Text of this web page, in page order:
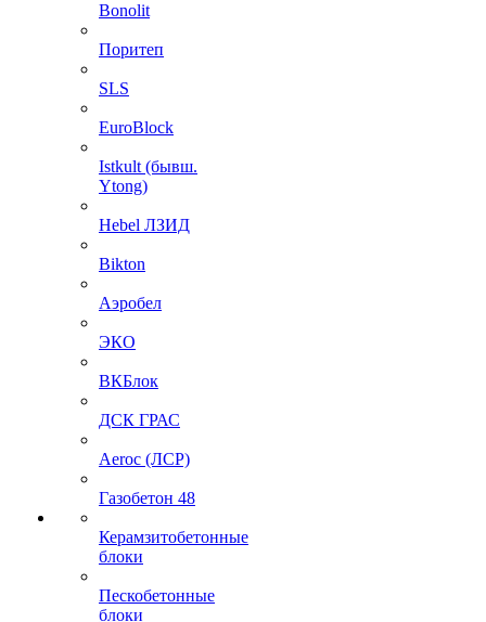
Bonolit
Поритеп
SLS
EuroBlock
Istkult (бывш.
Ytong)
Hebel ЛЗИД
Bikton
Аэробел
ЭКО
ВКБлок
ДСК ГРАС
Aeroc (ЛСР)
Газобетон 48
Керамзитобетонные
блоки
Пескобетонные
блоки